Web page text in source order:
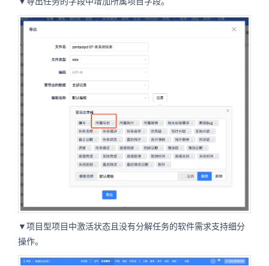
▼项目型项目中激活状态且没有分解任务的软件需求支持细分
操作。